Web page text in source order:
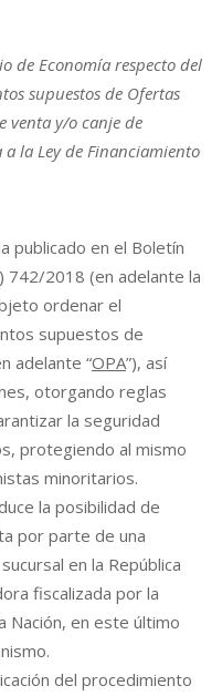
de Economía respecto del
supuestos de Ofertas
venta y/o canje de
la Ley de Financiamiento
publicado en el Boletín
742/2018 (en adelante la
ordenar el
supuestos de
adelante “OPA”), así
otorgando reglas
la seguridad
protegiendo al mismo
minoritarios.
la posibilidad de
por parte de una
en la República
fiscalizada por la
Nación, en este último
del procedimiento